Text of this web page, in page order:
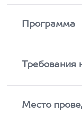
Программа
Требования
Место